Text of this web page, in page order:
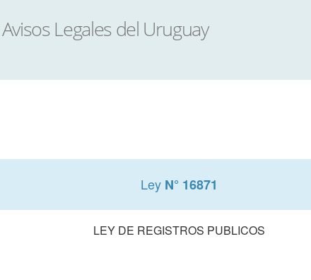
Ley N° 16871
LEY DE REGISTROS PUBLICOS